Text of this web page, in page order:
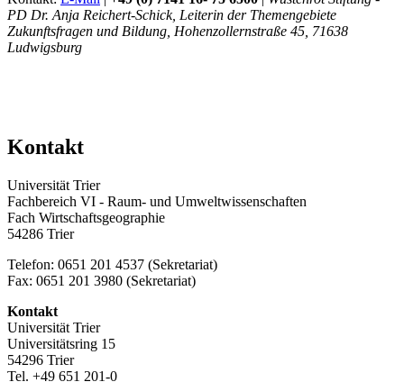
PD Dr. Anja Reichert-Schick, Leiterin der Themengebiete
Zukunftsfragen und Bildung, Hohenzollernstraße 45, 71638
Ludwigsburg
Kontakt
Universität Trier
Fachbereich VI - Raum- und Umweltwissenschaften
Fach Wirtschaftsgeographie
54286 Trier
Telefon: 0651 201 4537 (Sekretariat)
Fax: 0651 201 3980 (Sekretariat)
Kontakt
Universität Trier
Universitätsring 15
54296 Trier
Tel. +49 651 201-0